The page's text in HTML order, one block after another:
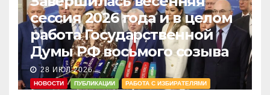
сессия 2026 года и в целом
работа Государственной
Думы РФ восьмого созыва
28 ИЮЛ 2026
НОВОСТИ ПУБЛИКАЦИИ РАБОТА С ИЗБИРАТЕЛЯМИ